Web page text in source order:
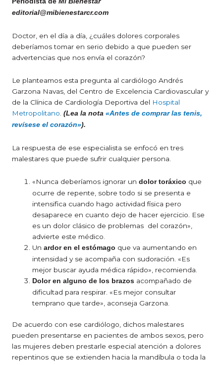
editorial@mibienestarcr.com
Doctor, en el día a día, ¿cuáles dolores corporales
deberíamos tomar en serio debido a que pueden ser
advertencias que nos envía el corazón?
Le planteamos esta pregunta al cardiólogo Andrés
Garzona Navas, del Centro de Excelencia Cardiovascular y
de la Clínica de Cardiología Deportiva del Hospital
Metropolitano. (Lea la nota «Antes de comprar las tenis,
revísese el corazón»).
La respuesta de ese especialista se enfocó en tres
malestares que puede sufrir cualquier persona.
«Nunca deberíamos ignorar undolor toráxico que
ocurre de repente, sobre todo si se presenta e
intensifica cuando hago actividad física pero
desaparece en cuanto dejo de hacer ejercicio. Ese
es un dolor clásico de problemas del corazón»,
advierte este médico.
Unardor en el estómago que va aumentando en
intensidad y se acompaña con sudoración. «Es
mejor buscar ayuda médica rápido», recomienda.
Dolor en alguno de los brazos acompañado de
dificultad para respirar. «Es mejor consultar
temprano que tarde», aconseja Garzona.
De acuerdo con ese cardiólogo, dichos malestares
pueden presentarse en pacientes de ambos sexos, pero
las mujeres deben prestarle especial atención a dolores
repentinos que se extienden hacia la mandíbula o toda la